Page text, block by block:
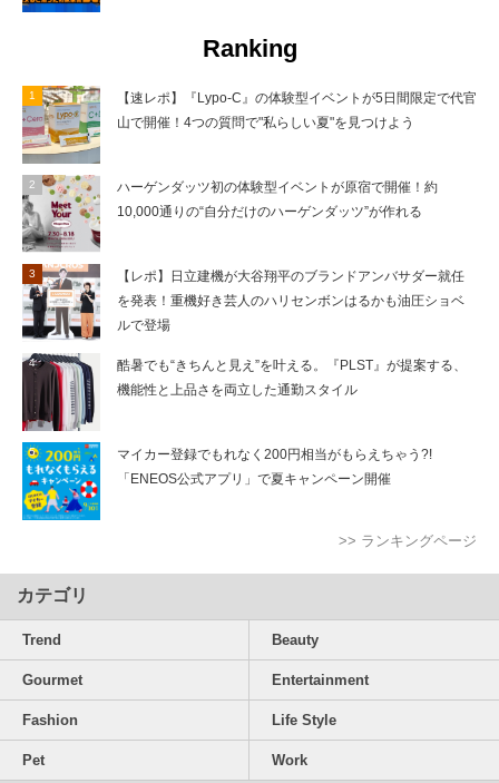
Ranking
【速レポ】『Lypo-C』の体験型イベントが5日間限定で代官
山で開催！4つの質問で"私らしい夏"を見つけよう
ハーゲンダッツ初の体験型イベントが原宿で開催！約
10,000通りの“自分だけのハーゲンダッツ”が作れる
【レポ】日立建機が大谷翔平のブランドアンバサダー就任
を発表！重機好き芸人のハリセンボンはるかも油圧ショベ
ルで登場
酷暑でも“きちんと見え”を叶える。『PLST』が提案する、
機能性と上品さを両立した通勤スタイル
マイカー登録でもれなく200円相当がもらえちゃう?!
「ENEOS公式アプリ」で夏キャンペーン開催
>> ランキングページ
カテゴリ
Trend Beauty
Gourmet Entertainment
Fashion Life Style
Pet Work